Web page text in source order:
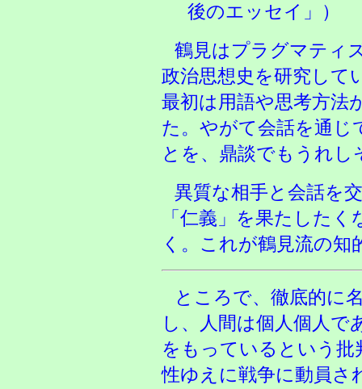
後のエッセイ」）
鶴見はプラグマティ
政治思想史を研究して
最初は用語や思考方法
た。やがて会話を通じ
とを、鼎談でもうれ
異質な相手と会話を
「仁義」を果たした
く。これが鶴見流の
ところで、徹底的に
し、人間は個人個人で
をもっているという
性ゆえに戦争に動員さ